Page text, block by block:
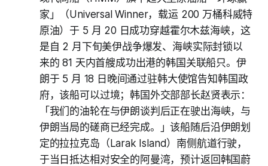
家」（Universal Winner，载运 200 万桶科威特
原油）于 5 月 20 日成功穿越霍尔木兹海峡，这
是自 2 月下旬美伊战争爆发、海峡实际封锁以
来的 81 天内首艘成功出港的韩国关联船只。伊
朗于 5 月 18 日晚间通过驻韩大使馆告知韩国政
府，该船可以过境；韩国外交部部长赵贤表示：
「我们的油轮在与伊朗谈判后正在驶出海峡，与
伊朗当局的磋商已经完成。」该船随后沿伊朗划
定的拉拉克岛（Larak Island）南侧航道行驶，
于当日抵达相对安全的阿曼湾，预计返回韩国蔚